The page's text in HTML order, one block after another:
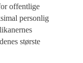
offentlige
personlig
største